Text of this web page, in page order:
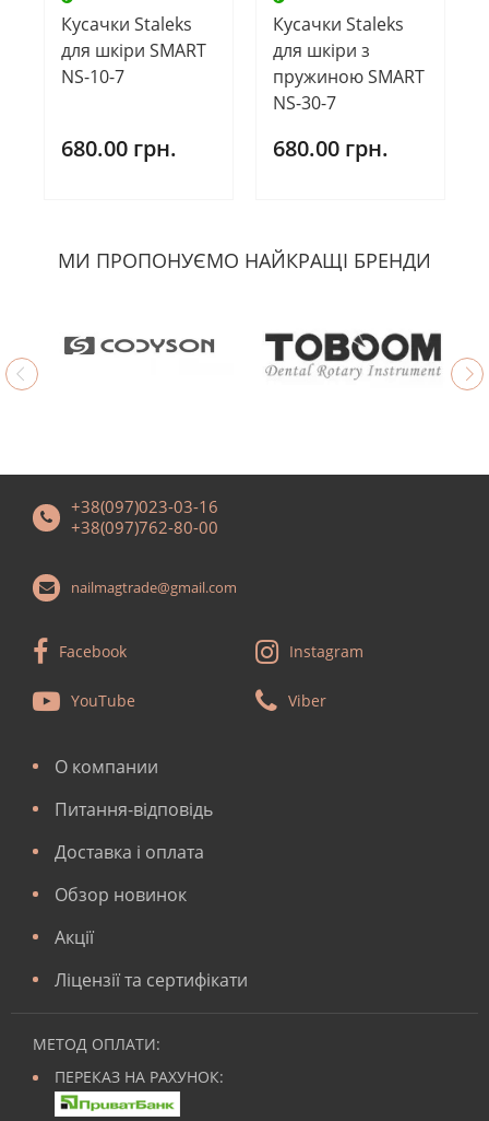
Кусачки Staleks
для шкіри SMART
NS-10-7
680.00 грн.
Кусачки Staleks
для шкіри з
пружиною SMART
NS-30-7
680.00 грн.
МИ ПРОПОНУЄМО НАЙКРАЩІ БРЕНДИ
+38(097)023-03-16
+38(097)762-80-00
nailmagtrade@gmail.com
Facebook Instagram
YouTube Viber
О компании
Питання-відповідь
Доставка і оплата
Обзор новинок
Акції
Ліцензії та сертифікати
МЕТОД ОПЛАТИ:
ПЕРЕКАЗ НА РАХУНОК: